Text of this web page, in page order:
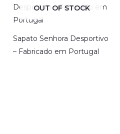
OUT OF STOCK
Sapato Senhora Desportivo
– Fabricado em Portugal